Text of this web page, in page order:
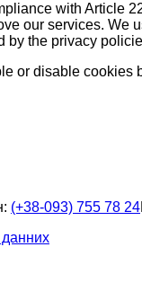
with Article
our services.
the privacy
or disable cookies
(+38-093) 755 78 24
данних